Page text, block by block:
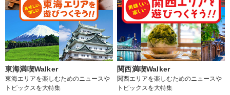
東海満喫Walker
東海エリアを楽しむためのニュースや
トピックスを大特集
関西満喫Walker
関西エリアを楽しむためのニュースや
トピックスを大特集